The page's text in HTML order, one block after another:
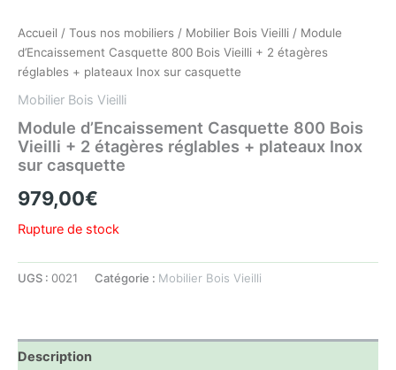
Accueil / Tous nos mobiliers / Mobilier Bois Vieilli / Module
d’Encaissement Casquette 800 Bois Vieilli + 2 étagères
réglables + plateaux Inox sur casquette
Mobilier Bois Vieilli
Module d’Encaissement Casquette 800 Bois
Vieilli + 2 étagères réglables + plateaux Inox
sur casquette
979,00€
Rupture de stock
UGS : 0021 Catégorie : Mobilier Bois Vieilli
Description